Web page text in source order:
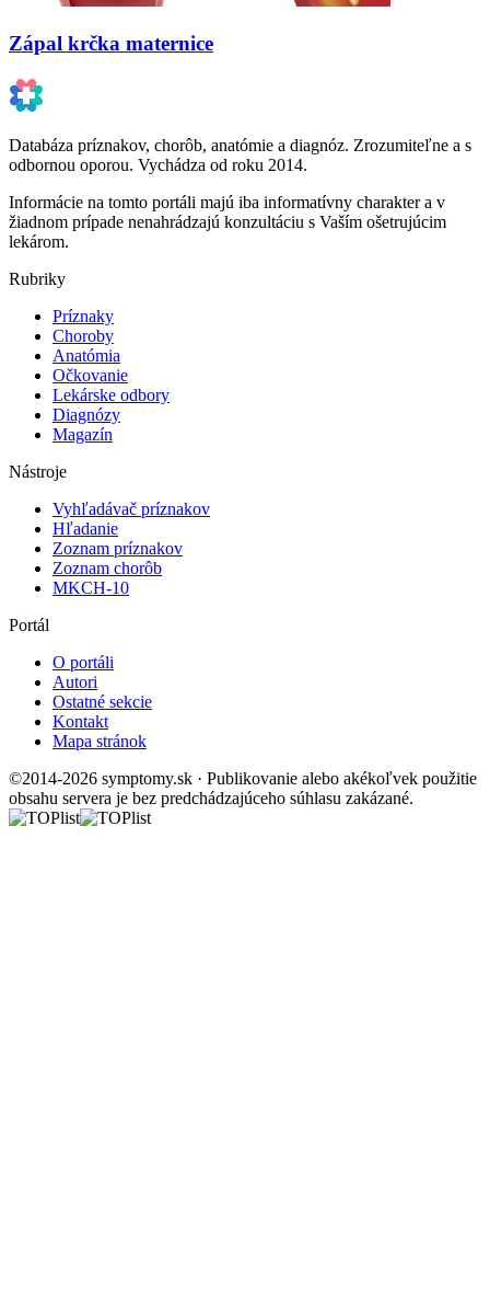
Zápal krčka maternice
Databáza príznakov, chorôb, anatómie a diagnóz. Zrozumiteľne a s
odbornou oporou. Vychádza od roku 2014.
Informácie na tomto portáli majú iba informatívny charakter a v
žiadnom prípade nenahrádzajú konzultáciu s Vaším ošetrujúcim
lekárom.
Rubriky
Príznaky
Choroby
Anatómia
Očkovanie
Lekárske odbory
Diagnózy
Magazín
Nástroje
Vyhľadávač príznakov
Hľadanie
Zoznam príznakov
Zoznam chorôb
MKCH-10
Portál
O portáli
Autori
Ostatné sekcie
Kontakt
Mapa stránok
©2014-2026 symptomy.sk · Publikovanie alebo akékoľvek použitie
obsahu servera je bez predchádzajúceho súhlasu zakázané.